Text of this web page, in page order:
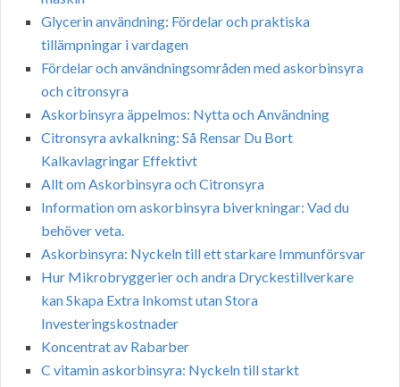
Glycerin användning: Fördelar och praktiska
tillämpningar i vardagen
Fördelar och användningsområden med askorbinsyra
och citronsyra
Askorbinsyra äppelmos: Nytta och Användning
Citronsyra avkalkning: Så Rensar Du Bort
Kalkavlagringar Effektivt
Allt om Askorbinsyra och Citronsyra
Information om askorbinsyra biverkningar: Vad du
behöver veta.
Askorbinsyra: Nyckeln till ett starkare Immunförsvar
Hur Mikrobryggerier och andra Dryckestillverkare
kan Skapa Extra Inkomst utan Stora
Investeringskostnader
Koncentrat av Rabarber
C vitamin askorbinsyra: Nyckeln till starkt